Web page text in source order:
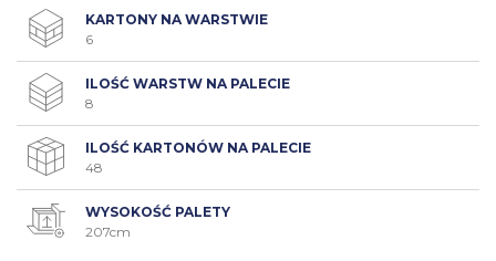
KARTONY NA WARSTWIE
6
ILOŚĆ WARSTW NA PALECIE
8
ILOŚĆ KARTONÓW NA PALECIE
48
WYSOKOŚĆ PALETY
207cm